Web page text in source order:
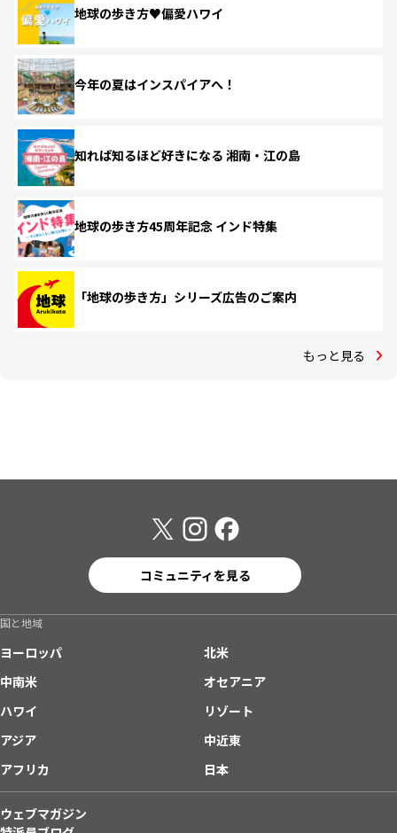
地球の歩き方♥偏愛ハワイ
今年の夏はインスパイアへ！
知れば知るほど好きになる 湘南・江の島
地球の歩き方45周年記念 インド特集
「地球の歩き方」シリーズ広告のご案内
もっと見る
コミュニティを見る
国と地域
ヨーロッパ
北米
中南米
オセアニア
ハワイ
リゾート
アジア
中近東
アフリカ
日本
ウェブマガジン